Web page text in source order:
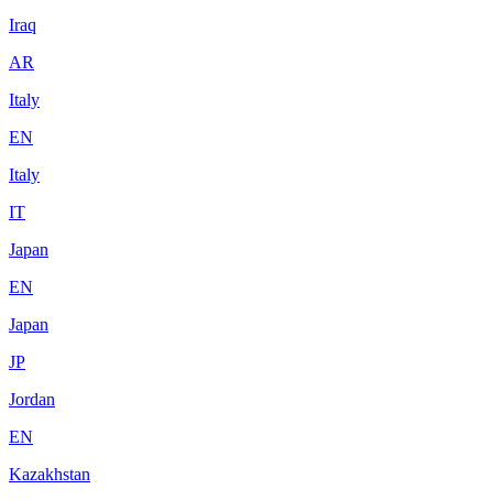
Iraq
AR
Italy
EN
Italy
IT
Japan
EN
Japan
JP
Jordan
EN
Kazakhstan